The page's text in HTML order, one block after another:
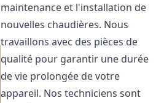
maintenance et l'installation de
nouvelles chaudières. Nous
travaillons avec des pièces de
qualité pour garantir une durée
de vie prolongée de votre
appareil. Nos techniciens sont